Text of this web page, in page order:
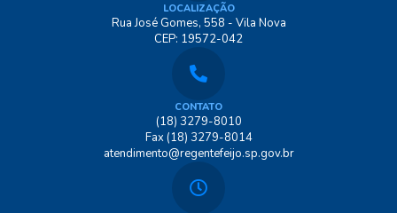
LOCALIZAÇÃO
Rua José Gomes, 558 - Vila Nova
CEP: 19572-042
CONTATO
(18) 3279-8010
Fax (18) 3279-8014
atendimento@regentefeijo.sp.gov.br